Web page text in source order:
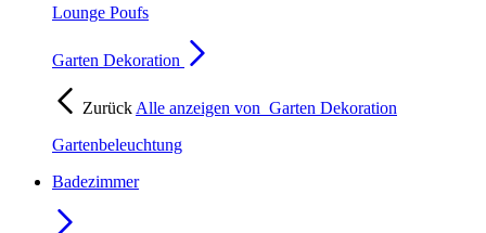
Lounge Poufs
Garten Dekoration
Zurück Alle anzeigen von Garten Dekoration
Gartenbeleuchtung
Badezimmer